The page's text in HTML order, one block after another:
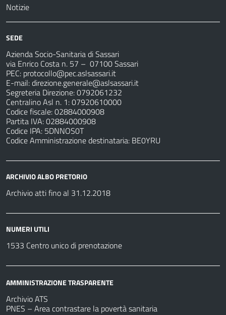
Notizie
SEDE
Azienda Socio-Sanitaria di Sassari
via Enrico Costa n. 57 – 07100 Sassari
PEC: protocollo@pec.aslsassari.it
E-mail:direzione.generale@aslsassari.it
Segreteria Direzione: 0792061232
Centralino Asl n. 1: 07920610000
Codice fiscale: 02884000908
Partita IVA: 02884000908
Codice IPA: 5DNNOS0T
Codice Amministrazione destinataria: BE0YRU
ARCHIVIO ALBO PRETORIO
Archivio atti fino al 31.12.2018
NUMERI UTILI
1533 Centro unico di prenotazione
AMMINISTRAZIONE TRASPARENTE
Archivio ATS
PNES – Area contrastare la povertà sanitaria